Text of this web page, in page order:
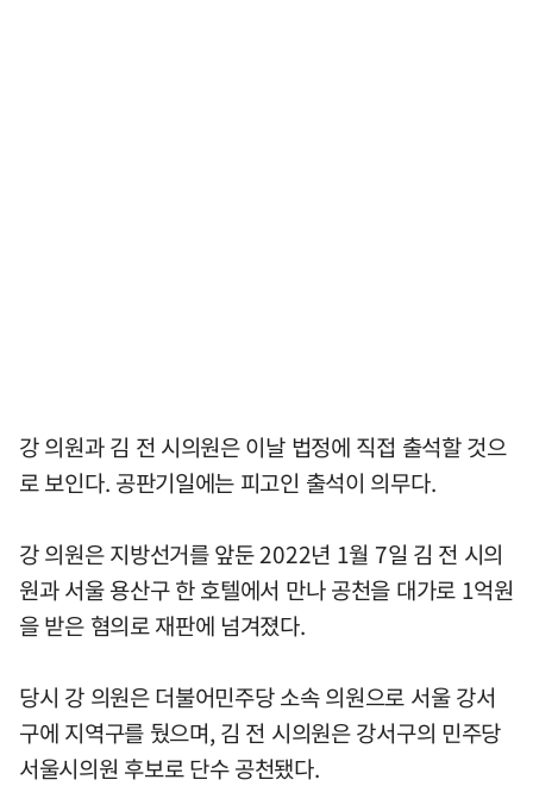
강 의원과 김 전 시의원은 이날 법정에 직접 출석할 것으
로 보인다. 공판기일에는 피고인 출석이 의무다.
강 의원은 지방선거를 앞둔 2022년 1월 7일 김 전 시의
원과 서울 용산구 한 호텔에서 만나 공천을 대가로 1억원
을 받은 혐의로 재판에 넘겨졌다.
당시 강 의원은 더불어민주당 소속 의원으로 서울 강서
구에 지역구를 뒀으며, 김 전 시의원은 강서구의 민주당
서울시의원 후보로 단수 공천됐다.